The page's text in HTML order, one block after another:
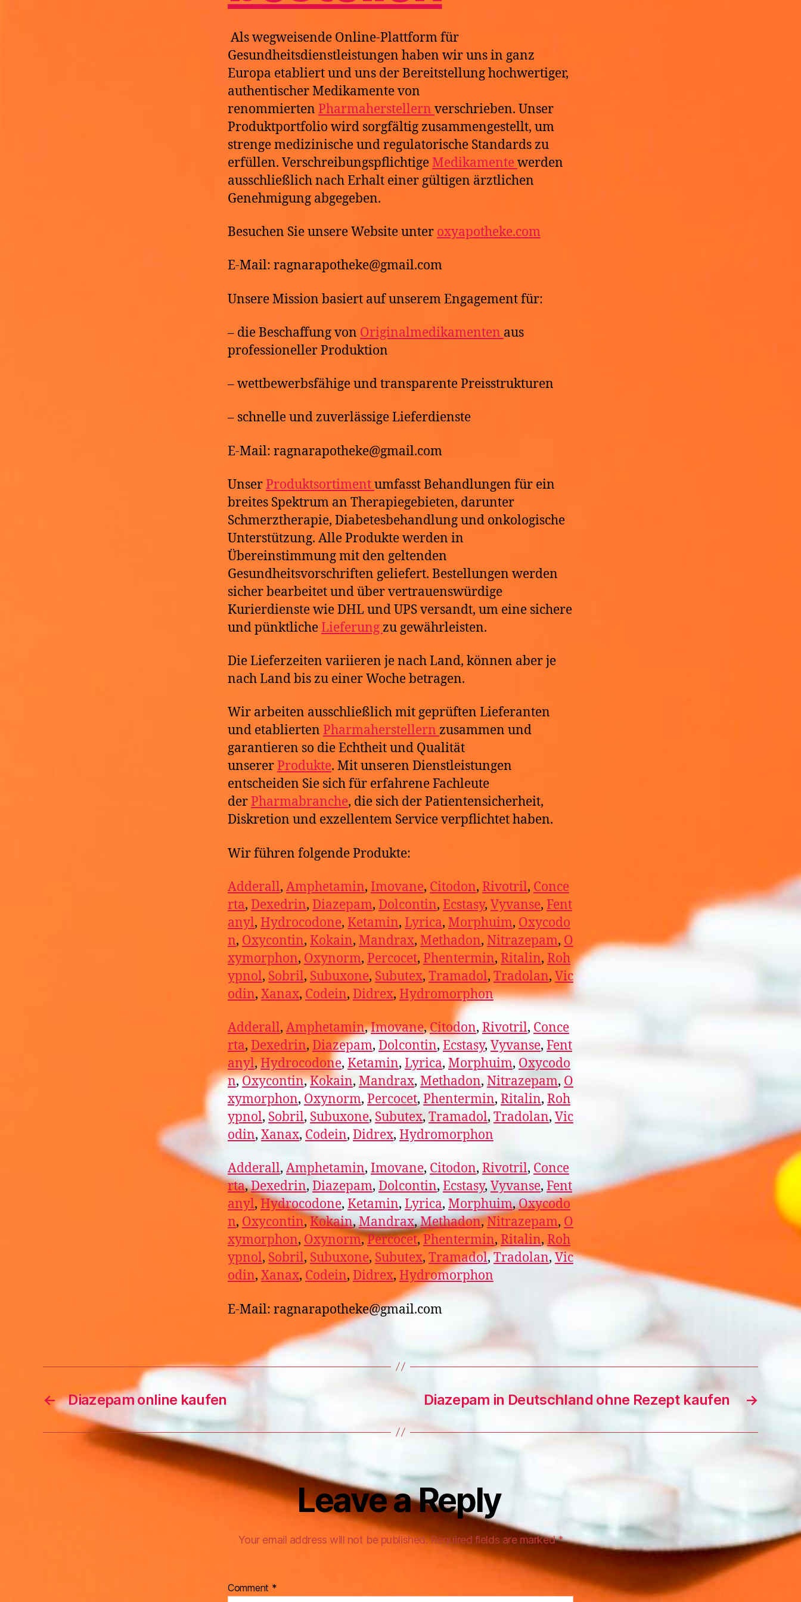
Als wegweisende Online-Plattform für
Gesundheitsdienstleistungen haben wir uns in ganz
Europa etabliert und uns der Bereitstellung hochwertiger,
authentischer Medikamente von
renommierten Pharmaherstellern verschrieben. Unser
Produktportfolio wird sorgfältig zusammengestellt, um
strenge medizinische und regulatorische Standards zu
erfüllen. Verschreibungspflichtige Medikamente werden
ausschließlich nach Erhalt einer gültigen ärztlichen
Genehmigung abgegeben.
Besuchen Sie unsere Website unter oxyapotheke.com
E-Mail: ragnarapotheke@gmail.com
Unsere Mission basiert auf unserem Engagement für:
– die Beschaffung von Originalmedikamenten aus
professioneller Produktion
– wettbewerbsfähige und transparente Preisstrukturen
– schnelle und zuverlässige Lieferdienste
E-Mail: ragnarapotheke@gmail.com
Unser Produktsortimentumfasst Behandlungen für ein
breites Spektrum an Therapiegebieten, darunter
Schmerztherapie, Diabetesbehandlung und onkologische
Unterstützung. Alle Produkte werden in
Übereinstimmung mit den geltenden
Gesundheitsvorschriften geliefert. Bestellungen werden
sicher bearbeitet und über vertrauenswürdige
Kurierdienste wie DHL und UPS versandt, um eine sichere
und pünktliche Lieferungzu gewährleisten.
Die Lieferzeiten variieren je nach Land, können aber je
nach Land bis zu einer Woche betragen.
Wir arbeiten ausschließlich mit geprüften Lieferanten
und etablierten Pharmaherstellern zusammen und
garantieren so die Echtheit und Qualität
unsererProdukte. Mit unseren Dienstleistungen
entscheiden Sie sich für erfahrene Fachleute
derPharmabranche, die sich der Patientensicherheit,
Diskretion und exzellentem Service verpflichtet haben.
Wir führen folgende Produkte:
Adderall, Amphetamin, Imovane, Citodon, Rivotril, Conce
rta, Dexedrin, Diazepam, Dolcontin, Ecstasy, Vyvanse, Fent
anyl, Hydrocodone, Ketamin, Lyrica, Morphuim, Oxycodo
n, Oxycontin, Kokain, Mandrax, Methadon, Nitrazepam, O
xymorphon, Oxynorm, Percocet, Phentermin, Ritalin, Roh
ypnol, Sobril, Subuxone, Subutex, Tramadol, Tradolan, Vic
odin, Xanax, Codein, Didrex, Hydromorphon
Adderall, Amphetamin,Imovane,Citodon, Rivotril, Conce
rta, Dexedrin, Diazepam, Dolcontin, Ecstasy, Vyvanse, Fent
anyl,Hydrocodone, Ketamin, Lyrica, Morphuim, Oxycodo
n,Oxycontin,Kokain, Mandrax, Methadon, Nitrazepam, O
xymorphon, Oxynorm, Percocet, Phentermin, Ritalin, Roh
ypnol, Sobril, Subuxone, Subutex, Tramadol, Tradolan, Vic
odin, Xanax, Codein, Didrex, Hydromorphon
Adderall, Amphetamin, Imovane, Citodon, Rivotril, Conce
rta,Dexedrin, Diazepam, Dolcontin, Ecstasy, Vyvanse, Fent
anyl, Hydrocodone, Ketamin, Lyrica, Morphuim,Oxycodo
n, Oxycontin,Kokain,Mandrax,Methadon,Nitrazepam, O
xymorphon, Oxynorm,Percocet, Phentermin, Ritalin,Roh
ypnol, Sobril, Subuxone, Subutex, Tramadol,Tradolan,Vic
odin, Xanax, Codein, Didrex, Hydromorphon
E-Mail: ragnarapotheke@gmail.com
← Diazepam online kaufen →
Diazepam in Deutschland ohne Rezept kaufen
Leave a Reply
Your email address will not be published. Required fields are marked*
Comment *